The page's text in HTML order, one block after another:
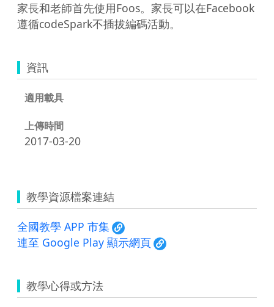
家長和老師首先使用Foos。家長可以在Facebook
遵循codeSpark不插拔編碼活動。
資訊
適用載具
上傳時間
2017-03-20
教學資源檔案連結
全國教學 APP 市集
連至 Google Play 顯示網頁
教學心得或方法